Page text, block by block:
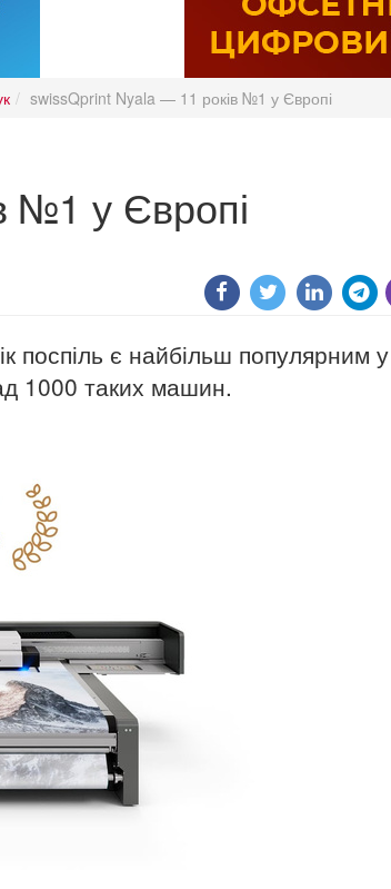
swissQprint Nyala — 11 років №1 у Європі
№1 у Європі
поспіль є найбільш популярним у
1000 таких машин.